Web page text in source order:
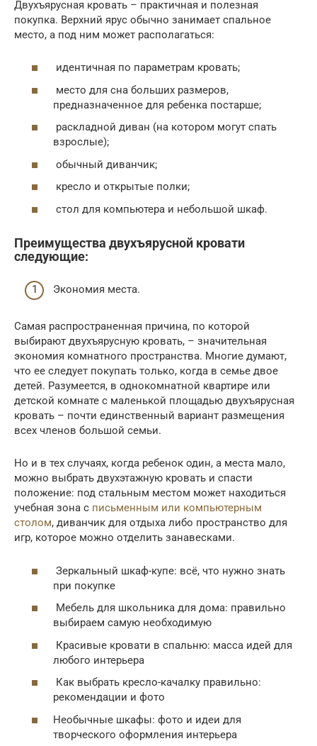
Двухъярусная кровать – практичная и полезная
покупка. Верхний ярус обычно занимает спальное
место, а под ним может располагаться:
идентичная по параметрам кровать;
место для сна больших размеров,
предназначенное для ребенка постарше;
раскладной диван (на котором могут спать
взрослые);
обычный диванчик;
кресло и открытые полки;
стол для компьютера и небольшой шкаф.
Преимущества двухъярусной кровати
следующие:
Экономия места.
Самая распространенная причина, по которой
выбирают двухъярусную кровать, – значительная
экономия комнатного пространства. Многие думают,
что ее следует покупать только, когда в семье двое
детей. Разумеется, в однокомнатной квартире или
детской комнате с маленькой площадью двухъярусная
кровать – почти единственный вариант размещения
всех членов большой семьи.
Но и в тех случаях, когда ребенок один, а места мало,
можно выбрать двухэтажную кровать и спасти
положение: под стальным местом может находиться
учебная зона с письменным или компьютерным
столом, диванчик для отдыха либо пространство для
игр, которое можно отделить занавесками.
Зеркальный шкаф-купе: всё, что нужно знать
при покупке
Мебель для школьника для дома: правильно
выбираем самую необходимую
Красивые кровати в спальню: масса идей для
любого интерьера
Как выбрать кресло-качалку правильно:
рекомендации и фото
Необычные шкафы: фото и идеи для
творческого оформления интерьера